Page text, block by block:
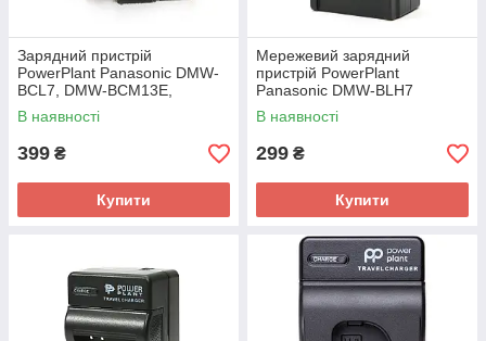
Зарядний пристрій
PowerPlant Panasonic DMW-
BCL7, DMW-BCM13E,
AHDBT-301
В наявності
399 ₴
Купити
Мережевий зарядний
пристрій PowerPlant
Panasonic DMW-BLH7
В наявності
299 ₴
Купити